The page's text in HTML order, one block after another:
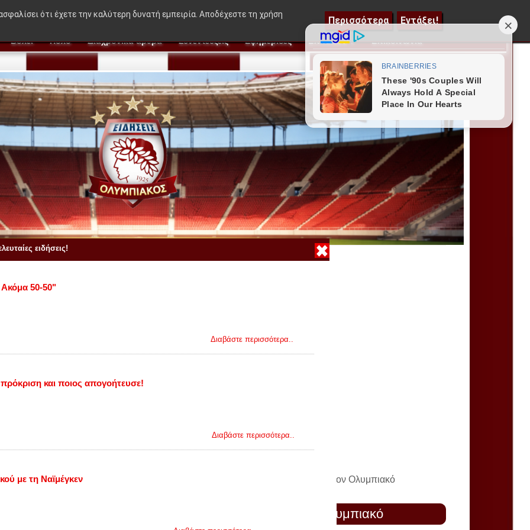
Βόλεϊ Πόλο Διαχρονικά άρθρα Συνεντεύξεις Εφημερίδες Επιπλέον▼
συμβόλαιο στον Χεζόνια»
ΑΡΧΙΚΗ ΣΕΛΙΔΑ Μετρά αντίστροφα ο Φορτούνης στον Ολυμπιακό
Μετρά αντίστροφα ο Φορτούνης στον Ολυμπιακό
ειδήσεις!
Ακόμα 50-50"
Διαβάστε περισσότερα..
πρόκριση και ποιος απογοήτευσε!
Διαβάστε περισσότερα..
με τη Ναϊμέγκεν
ότι έχετε την καλύτερη δυνατή εμπειρία. Αποδέχεστε τη χρήση
Περισσότερα Εντάξει!